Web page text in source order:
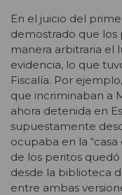
En el juicio del
demostrado que los
manera arbitraria el
evidencia, lo que
Fiscalía. Por
que incriminaban a
ahora detenida en
supuestamente
ocupaba en la
de los peritos
desde la biblioteca
entre ambas